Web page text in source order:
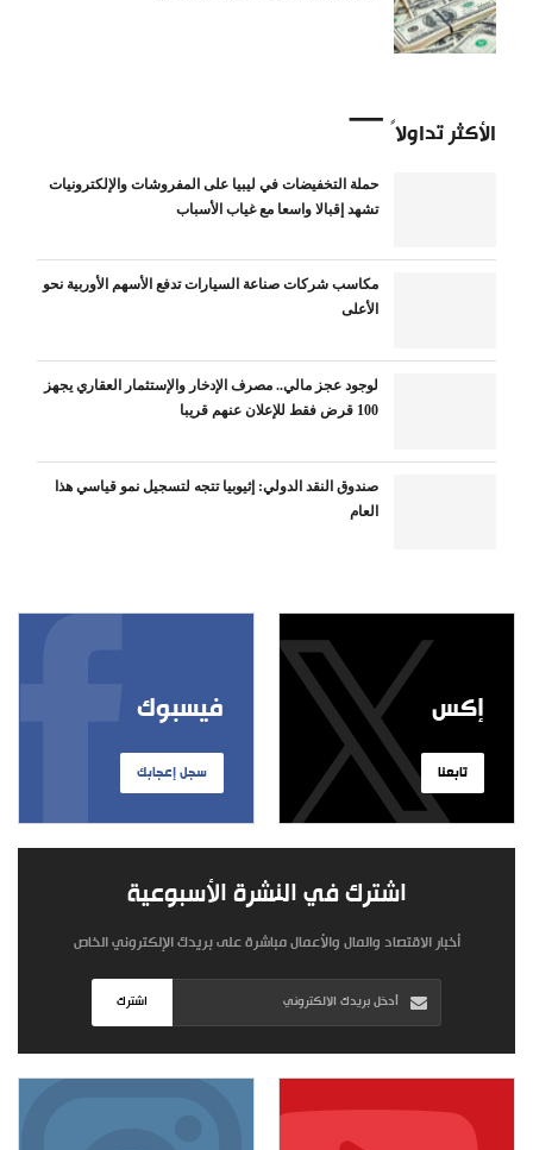
الأكثر تداولاً
حملة التخفيضات في ليبيا على المفروشات والإلكترونيات
تشهد إقبالا واسعا مع غياب الأسباب
مكاسب شركات صناعة السيارات تدفع الأسهم الأوربية نحو
الأعلى
لوجود عجز مالي.. مصرف الإدخار والإستثمار العقاري يجهز
100 قرض فقط للإعلان عنهم قريبا
صندوق النقد الدولي: إثيوبيا تتجه لتسجيل نمو قياسي هذا
العام
فيسبوك
سجل إعجابك
إكس
تابعنا
اشترك في النشرة الأسبوعية
أخبار الاقتصاد والمال والأعمال مباشرة على بريدك الإلكتروني الخاص
اشترك